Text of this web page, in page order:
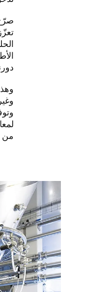
من GEA يعني أنه يمكننا حقًا أن نزعم تقديم "تصميم هندسي من أجل عالم أفضل."